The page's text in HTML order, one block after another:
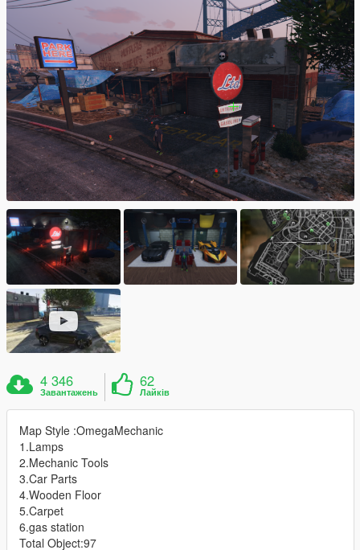
4 346
Завантажень
62
Лайків
Map Style :OmegaMechanic
1.Lamps
2.Mechanic Tools
3.Car Parts
4.Wooden Floor
5.Carpet
6.gas station
Total Object:97